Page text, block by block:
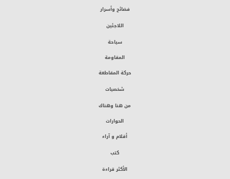
فضائح وأسرار
اللاجئين
سياحة
المقاومة
حركة المقاطعة
شخصيات
من هنا وهناك
الحوارات
أقلام و آراء
كتب
الأكثر قراءة